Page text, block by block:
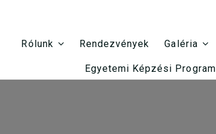
Rólunk
Rendezvények Galéria
Egyetemi Képzési Program